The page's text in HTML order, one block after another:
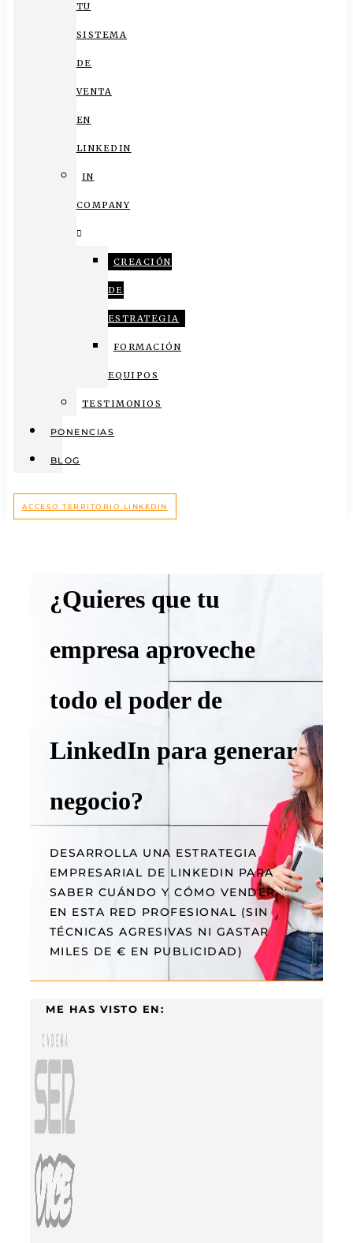
TU
SISTEMA
DE
VENTA
EN
LINKEDIN
IN
COMPANY
CREACIÓN
DE
ESTRATEGIA
FORMACIÓN
EQUIPOS
TESTIMONIOS
PONENCIAS
BLOG
ACCESO TERRITORIO LINKEDIN
¿Quieres que tu
empresa aproveche
todo el poder de
LinkedIn para generar
negocio?
DESARROLLA UNA ESTRATEGIA
EMPRESARIAL DE LINKEDIN PARA
SABER CUÁNDO Y CÓMO VENDER
EN ESTA RED PROFESIONAL (SIN
TÉCNICAS AGRESIVAS NI GASTAR
MILES DE € EN PUBLICIDAD)
ME HAS VISTO EN: